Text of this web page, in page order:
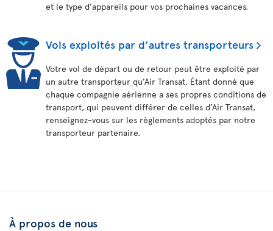
et le type d’appareils pour vos prochaines vacances.
Vols exploités par d’autres transporteurs
Votre vol de départ ou de retour peut être exploité par
un autre transporteur qu’Air Transat. Étant donné que
chaque compagnie aérienne a ses propres conditions de
transport, qui peuvent différer de celles d’Air Transat,
renseignez-vous sur les règlements adoptés par notre
transporteur partenaire.
À propos de nous